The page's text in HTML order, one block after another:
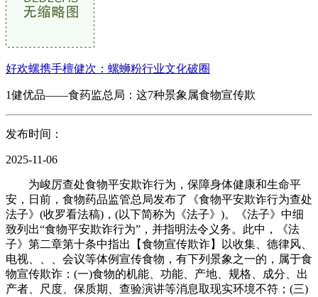
好欢螺携手檀健次：螺蛳粉行业文化破圈
1健优品——食药监总局：这7种景象属食物宣传欺
发布时间：
2025-11-06
为峻厉查处食物平安欺诈行为，保障身体健康和生命平
安，日前，食物药品监管总局发布了《食物平安欺诈行为查处
法子》(收罗看法稿)，(以下简称为《法子》)。《法子》中细
致列出“食物平安欺诈行为”，并指明法令义务。此中，《法
子》第二章第十条中指出【食物宣传欺诈】以收集、德律风、
电视、、、会议等体例宣传食物，有下列景象之一的，属于食
物宣传欺诈：(一)食物的机能、功能、产地、规格、成分、出
产者、尺度、保质期、查验演讲等消息取现实环境不符；(三)